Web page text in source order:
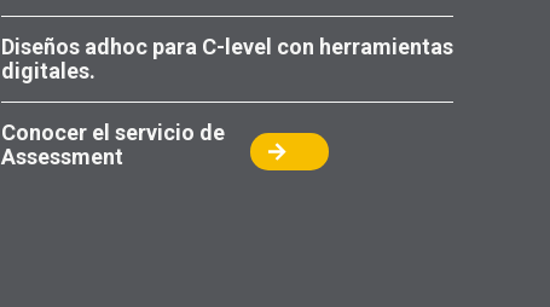
Diseños adhoc para C-level con herramientas
digitales.
Conocer el servicio de
Assessment